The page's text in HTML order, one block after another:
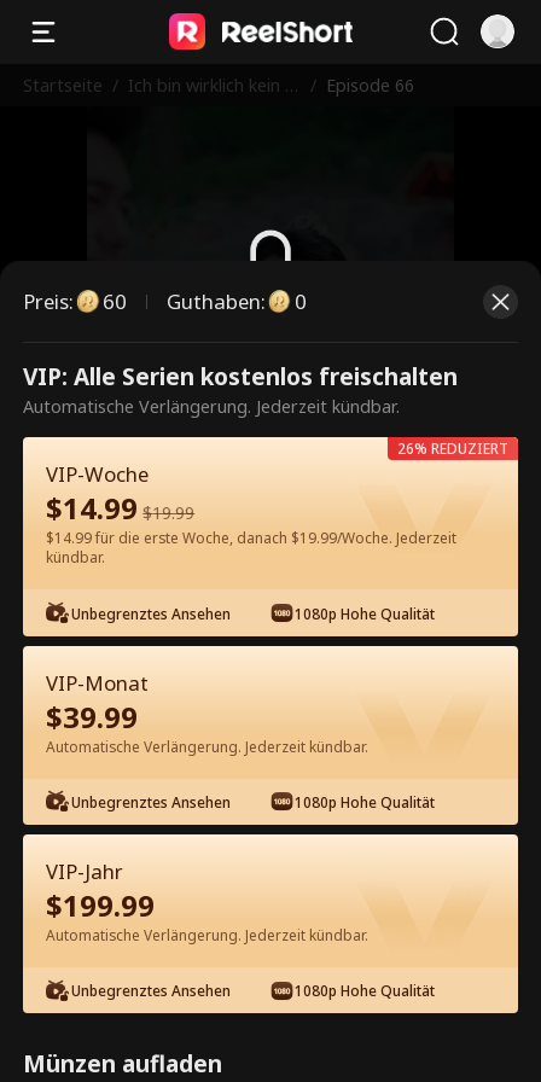
Startseite / Ich bin wirklich kein U
/ Episode 66
Dies ist eine kostenpflichtige
Episode. Bitte entsperren, um
weiterzusehen.
60Jetzt entsperren
Kostenlos in der App ansehen
Episode 66 - Ich bin wirklich kein
Unsterblicher Kompletter Film
1-50 51-80
66 67 69 70
Preis: 60 Guthaben: 0
VIP: Alle Serien kostenlos freischalten
Automatische Verlängerung. Jederzeit kündbar.
VIP-Woche
$14.99 $19.99
$14.99 für die erste Woche, danach $19.99/Woche. Jederzeit
kündbar.
Unbegrenztes Ansehen 1080p Hohe Qualität
26% REDUZIERT
VIP-Monat
$39.99
Automatische Verlängerung. Jederzeit kündbar.
Unbegrenztes Ansehen 1080p Hohe Qualität
VIP-Jahr
$199.99
Automatische Verlängerung. Jederzeit kündbar.
Unbegrenztes Ansehen 1080p Hohe Qualität
Münzen aufladen